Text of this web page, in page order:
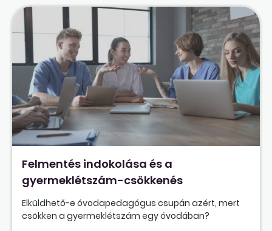
Felmentés indokolása és a
gyermeklétszám-csökkenés
Elküldhető-e óvodapedagógus csupán azért, mert
csökken a gyermeklétszám egy óvodában?